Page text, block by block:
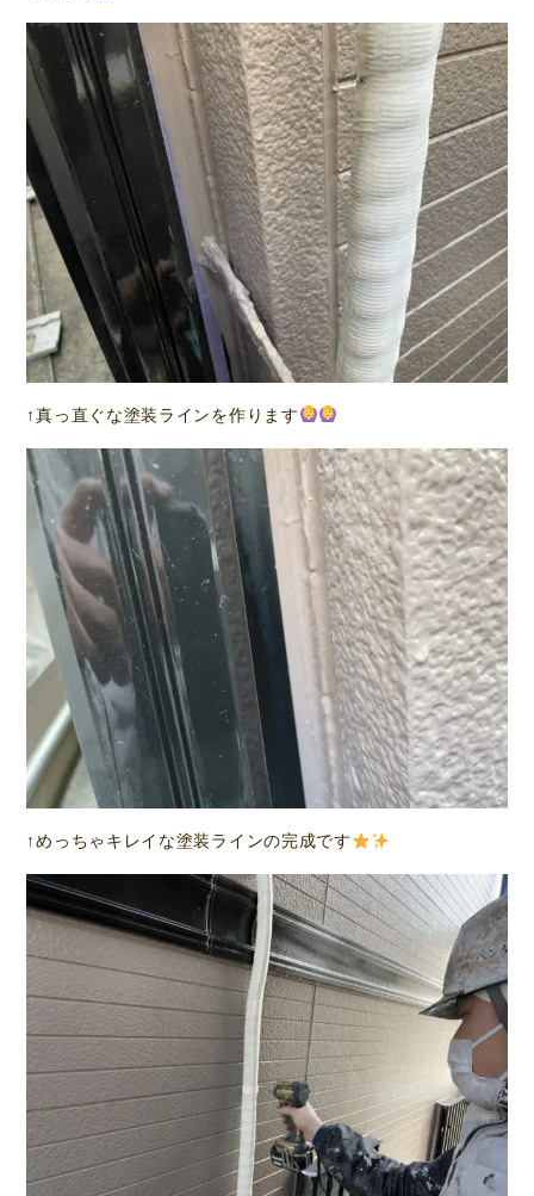
↑真っ直ぐな塗装ラインを作ります
↑めっちゃキレイな塗装ラインの完成です